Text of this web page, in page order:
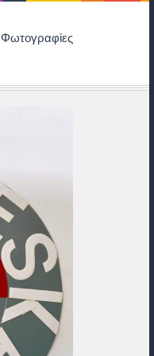
Φωτογραφίες